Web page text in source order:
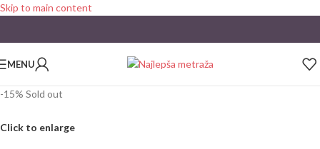
Skip to main content
MENU
-15% Sold out
Click to enlarge